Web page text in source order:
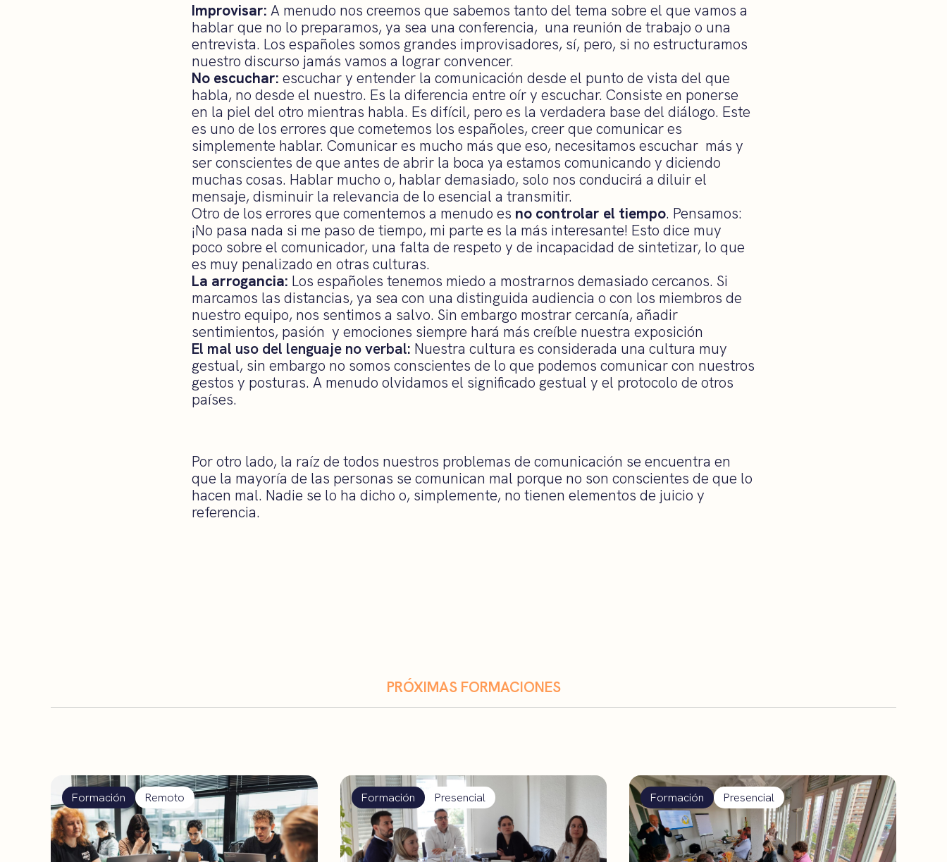
Improvisar: A menudo nos creemos que sabemos tanto del tema sobre el que vamos a
hablar que no lo preparamos, ya sea una conferencia, una reunión de trabajo o una
entrevista. Los españoles somos grandes improvisadores, sí, pero, si no estructuramos
nuestro discurso jamás vamos a lograr convencer.
No escuchar: escuchar y entender la comunicación desde el punto de vista del que
habla, no desde el nuestro. Es la diferencia entre oír y escuchar. Consiste en ponerse
en la piel del otro mientras habla. Es difícil, pero es la verdadera base del diálogo. Este
es uno de los errores que cometemos los españoles, creer que comunicar es
simplemente hablar. Comunicar es mucho más que eso, necesitamos escuchar más y
ser conscientes de que antes de abrir la boca ya estamos comunicando y diciendo
muchas cosas. Hablar mucho o, hablar demasiado, solo nos conducirá a diluir el
mensaje, disminuir la relevancia de lo esencial a transmitir.
Otro de los errores que comentemos a menudo es no controlar el tiempo. Pensamos:
¡No pasa nada si me paso de tiempo, mi parte es la más interesante! Esto dice muy
poco sobre el comunicador, una falta de respeto y de incapacidad de sintetizar, lo que
es muy penalizado en otras culturas.
La arrogancia: Los españoles tenemos miedo a mostrarnos demasiado cercanos. Si
marcamos las distancias, ya sea con una distinguida audiencia o con los miembros de
nuestro equipo, nos sentimos a salvo. Sin embargo mostrar cercanía, añadir
sentimientos, pasión y emociones siempre hará más creíble nuestra exposición
El mal uso del lenguaje no verbal: Nuestra cultura es considerada una cultura muy
gestual, sin embargo no somos conscientes de lo que podemos comunicar con nuestros
gestos y posturas. A menudo olvidamos el significado gestual y el protocolo de otros
países.
Por otro lado, la raíz de todos nuestros problemas de comunicación se encuentra en
que la mayoría de las personas se comunican mal porque no son conscientes de que lo
hacen mal. Nadie se lo ha dicho o, simplemente, no tienen elementos de juicio y
referencia.
PRÓXIMAS FORMACIONES
Formación Remoto Formación Presencial Formación Presencial